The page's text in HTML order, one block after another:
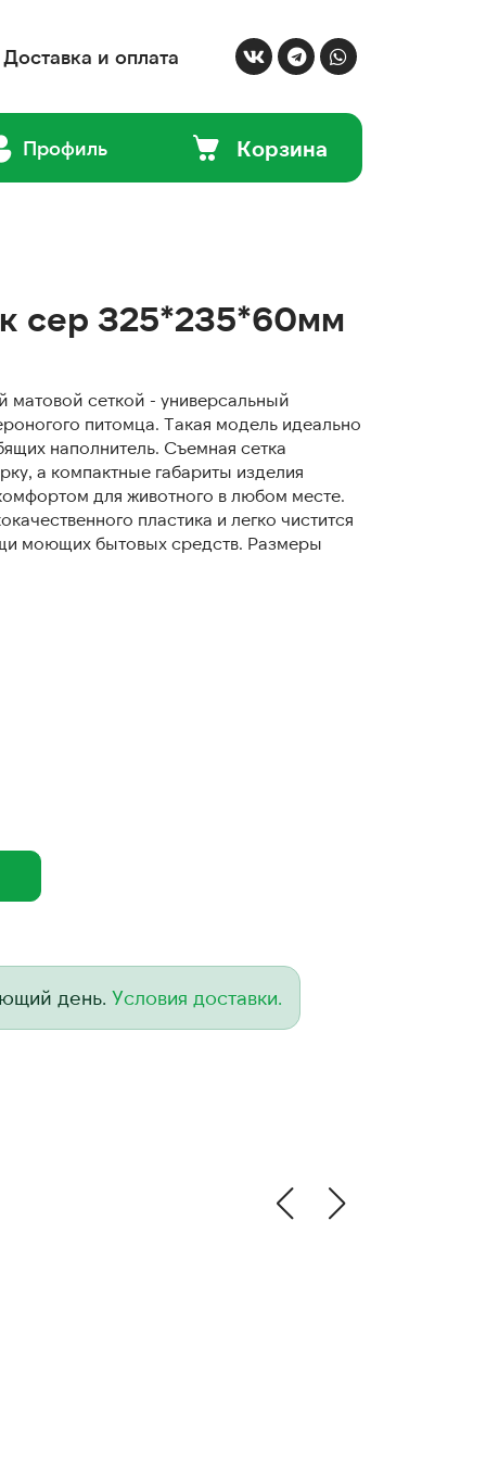
Доставка и оплата
Профиль Корзина
сер 325*235*60мм
матовой сеткой - универсальный
питомца. Такая модель идеально
наполнитель. Съемная сетка
а компактные габариты изделия
для животного в любом месте.
пластика и легко чистится
моющих бытовых средств. Размеры
день. Условия доставки.